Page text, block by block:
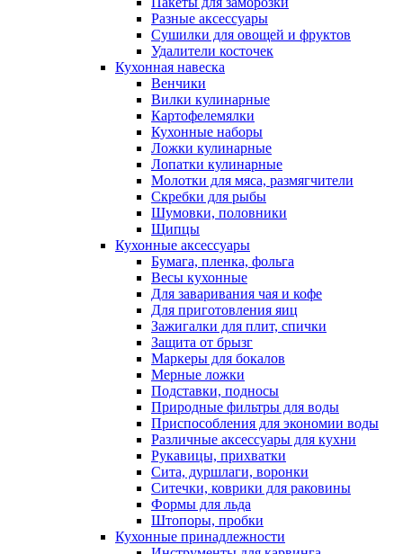
Разные аксессуары
Сушилки для овощей и фруктов
Удалители косточек
Кухонная навеска
Венчики
Вилки кулинарные
Картофелемялки
Кухонные наборы
Ложки кулинарные
Лопатки кулинарные
Молотки для мяса, размягчители
Скребки для рыбы
Шумовки, половники
Щипцы
Кухонные аксессуары
Бумага, пленка, фольга
Весы кухонные
Для заваривания чая и кофе
Для приготовления яиц
Зажигалки для плит, спички
Защита от брызг
Маркеры для бокалов
Мерные ложки
Подставки, подносы
Природные фильтры для воды
Приспособления для экономии воды
Различные аксессуары для кухни
Рукавицы, прихватки
Сита, дуршлаги, воронки
Ситечки, коврики для раковины
Формы для льда
Штопоры, пробки
Кухонные принадлежности